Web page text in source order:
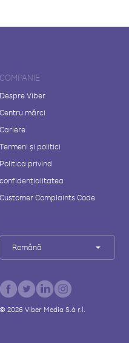
COMPANIE
Despre Viber
Centru mărci
Cariere
Termeni și politici
Politica privind
confidențialitatea
Customer Complaints Code
Română
© 2026Viber Media S.à r.l.